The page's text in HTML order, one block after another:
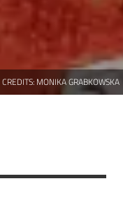
CREDITS: MONIKA GRABKOWSKA